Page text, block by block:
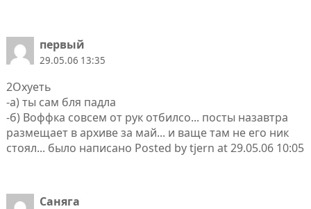
первый
29.05.06 13:35
2Охуеть
-а) ты сам бля падла
-б) Воффка совсем от рук отбилсо... посты назавтра
размещает в архиве за май... и ваще там не его ник
стоял... было написано Posted by tjern at 29.05.06 10:05
Саняга